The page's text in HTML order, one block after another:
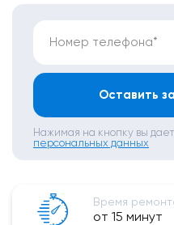
Номер телефона*
Оставить
Нажимая на кнопку вы
персональных данных
Время
от 15 минут